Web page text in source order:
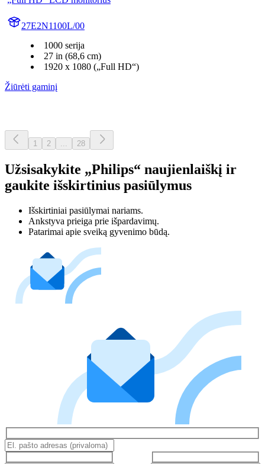
27E2N1100L/00
1000 serija
27 in (68,6 cm)
1920 x 1080 („Full HD“)
Žiūrėti gaminį
1 2 ... 28
Užsisakykite „Philips“ naujienlaiškį ir
gaukite išskirtinius pasiūlymus
Išskirtiniai pasiūlymai nariams.
Ankstyva prieiga prie išpardavimų.
Patarimai apie sveiką gyvenimo būdą.